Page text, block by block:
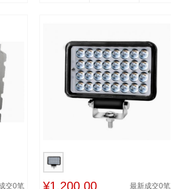
交0笔 ¥1,200.00 最新成交0笔